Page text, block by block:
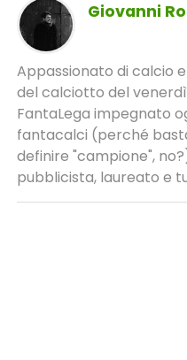
Giovanni
Appassionato di calcio
del calciotto del
FantaLega impegnato
fantacalci (perché
definire "campione",
pubblicista, laureato e